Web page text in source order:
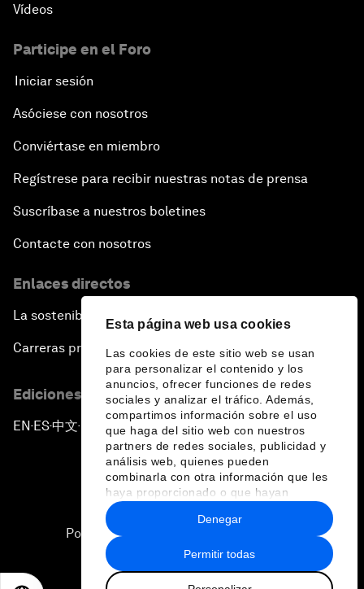
Esta página web usa cookies
Las cookies de este sitio web se usan
para personalizar el contenido y los
anuncios, ofrecer funciones de redes
sociales y analizar el tráfico. Además,
compartimos información sobre el uso
que haga del sitio web con nuestros
partners de redes sociales, publicidad y
análisis web, quienes pueden
combinarla con otra información que les
haya proporcionado o que hayan
recopilado a partir del uso que haya
hecho de sus servicios.
Permitir todas
Denegar
Vídeos
Participe en el Foro
Iniciar sesión
Asóciese con nosotros
Conviértase en miembro
Regístrese para recibir nuestras notas de prensa
Suscríbase a nuestros boletines
Contacte con nosotros
Enlaces directos
La sostenibilidad en el Foro
Carreras profesionales
Ediciones en otros idiomas
EN ▪ES▪中文▪ 日本語
Política de privacidad y normas de uso
Sitemap